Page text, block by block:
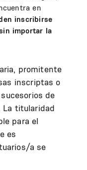
en
inscribirse
importar la
promitente
inscriptas o
de
La titularidad
para el
es
a se